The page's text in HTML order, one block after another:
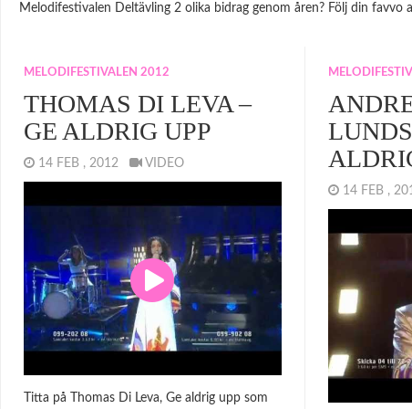
Melodifestivalen Deltävling 2 olika bidrag genom åren? Följ din
MELODIFESTIVALEN 2012
THOMAS DI LEVA –
GE ALDRIG UPP
14 FEB , 2012 VIDEO
Titta på Thomas Di Leva, Ge aldrig upp som
14 FEB ,